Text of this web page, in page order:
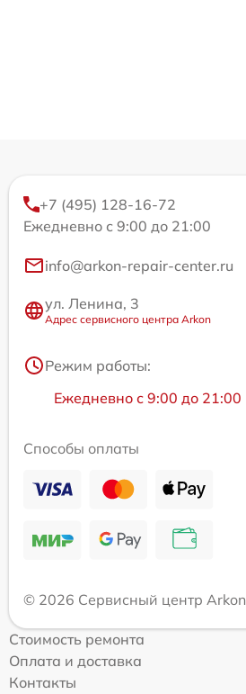
+7 (495) 128-16-72
Ежедневно с 9:00 до 21:00
info@arkon-repair-center.ru
ул. Ленина, 3
Адрес сервисного центра Arkon
Режим работы:
Ежедневно с 9:00 до 21:00
Способы оплаты
© 2026 Сервисный центр Arkon
Стоимость ремонта
Оплата и доставка
Контакты